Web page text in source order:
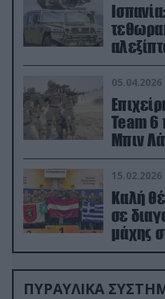
ορμή
05.04.2026
Team 6
Μπιν
15.02.2026
Καλή
σε
μάχης
ΠΥΡΑΥΛΙΚΑ